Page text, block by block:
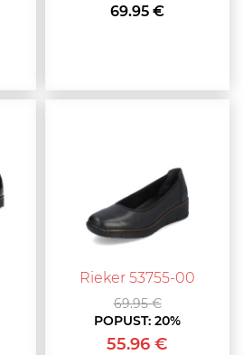
69.95 €
Rieker 53755-00
69.95 €
POPUST:20%
55.96 €